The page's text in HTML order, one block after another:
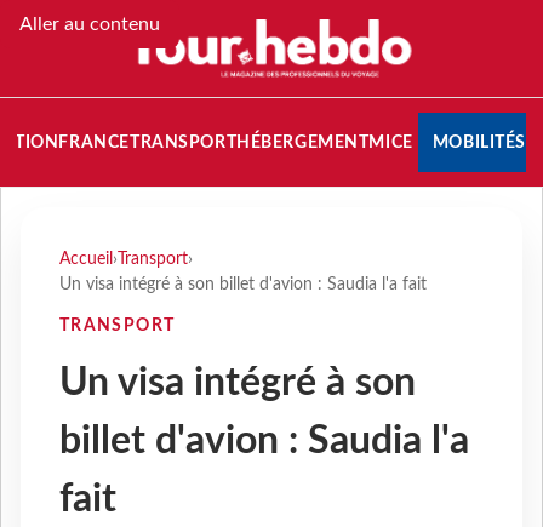
Aller au contenu
FRANCETRANSPORT HÉBERGEMENTMICE MOBILITÉS
Accueil › Transport›
Un visa intégré à son billet d'avion : Saudia l'a fait
TRANSPORT
Un visa intégré à son
billet d'avion : Saudia l'a
fait